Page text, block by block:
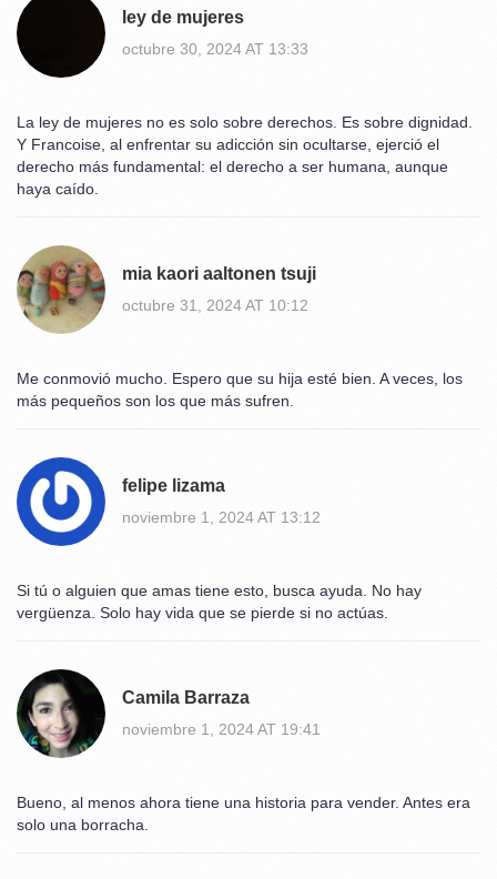
ley de mujeres
octubre 30, 2024 AT 13:33
La ley de mujeres no es solo sobre derechos. Es sobre dignidad.
Y Francoise, al enfrentar su adicción sin ocultarse, ejerció el
derecho más fundamental: el derecho a ser humana, aunque
haya caído.
mia kaori aaltonen tsuji
octubre 31, 2024 AT 10:12
Me conmovió mucho. Espero que su hija esté bien. A veces, los
más pequeños son los que más sufren.
felipe lizama
noviembre 1, 2024 AT 13:12
Si tú o alguien que amas tiene esto, busca ayuda. No hay
vergüenza. Solo hay vida que se pierde si no actúas.
Camila Barraza
noviembre 1, 2024 AT 19:41
Bueno, al menos ahora tiene una historia para vender. Antes era
solo una borracha.